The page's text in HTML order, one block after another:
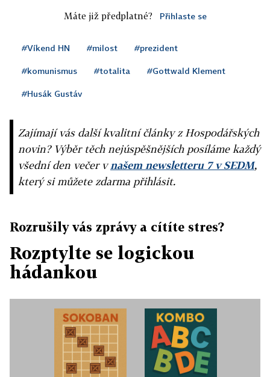
Máte již předplatné? Přihlaste se
#Víkend HN #milost #prezident
#komunismus #totalita #Gottwald Klement
#Husák Gustáv
Zajímají vás další kvalitní články z Hospodářských
novin? Výběr těch nejúspěšnějších posíláme každý
všední den večer vnašem newsletteru 7 v SEDM,
který si můžete zdarma přihlásit.
Rozrušily vás zprávy a cítíte stres?
Rozptylte se logickou
hádankou